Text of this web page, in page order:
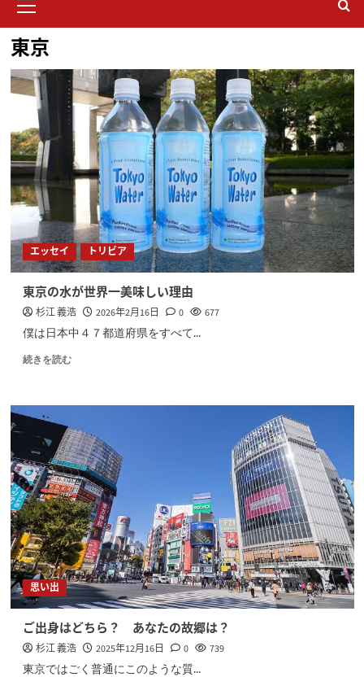
イ
ン
メ
ュ
ー
東京
エッセイ トリビア
東京の水が世界一美味しい理由
杉江 義浩 2026年2月16日 0 677
僕は日本中４７都道府県をすべて...
続きを読む
思い出
ご出身はどちら？ あなたの故郷は？
杉江 義浩 2025年12月16日 0 739
東京ではごく普通にこのような質...